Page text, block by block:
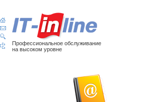
Профессиональное обслуживание
на высоком уровне